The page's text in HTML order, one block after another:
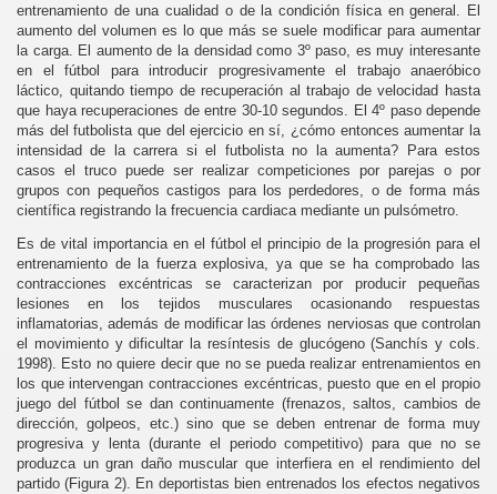
entrenamiento de una cualidad o de la condición física en general. El
aumento del volumen es lo que más se suele modificar para aumentar
la carga. El aumento de la densidad como 3º paso, es muy interesante
en el fútbol para introducir progresivamente el trabajo anaeróbico
láctico, quitando tiempo de recuperación al trabajo de velocidad hasta
que haya recuperaciones de entre 30-10 segundos. El 4º paso depende
más del futbolista que del ejercicio en sí, ¿cómo entonces aumentar la
intensidad de la carrera si el futbolista no la aumenta? Para estos
casos el truco puede ser realizar competiciones por parejas o por
grupos con pequeños castigos para los perdedores, o de forma más
científica registrando la frecuencia cardiaca mediante un pulsómetro.
Es de vital importancia en el fútbol el principio de la progresión para el
entrenamiento de la fuerza explosiva, ya que se ha comprobado las
contracciones excéntricas se caracterizan por producir pequeñas
lesiones en los tejidos musculares ocasionando respuestas
inflamatorias, además de modificar las órdenes nerviosas que controlan
el movimiento y dificultar la resíntesis de glucógeno (Sanchís y cols.
1998). Esto no quiere decir que no se pueda realizar entrenamientos en
los que intervengan contracciones excéntricas, puesto que en el propio
juego del fútbol se dan continuamente (frenazos, saltos, cambios de
dirección, golpeos, etc.) sino que se deben entrenar de forma muy
progresiva y lenta (durante el periodo competitivo) para que no se
produzca un gran daño muscular que interfiera en el rendimiento del
partido (Figura 2). En deportistas bien entrenados los efectos negativos